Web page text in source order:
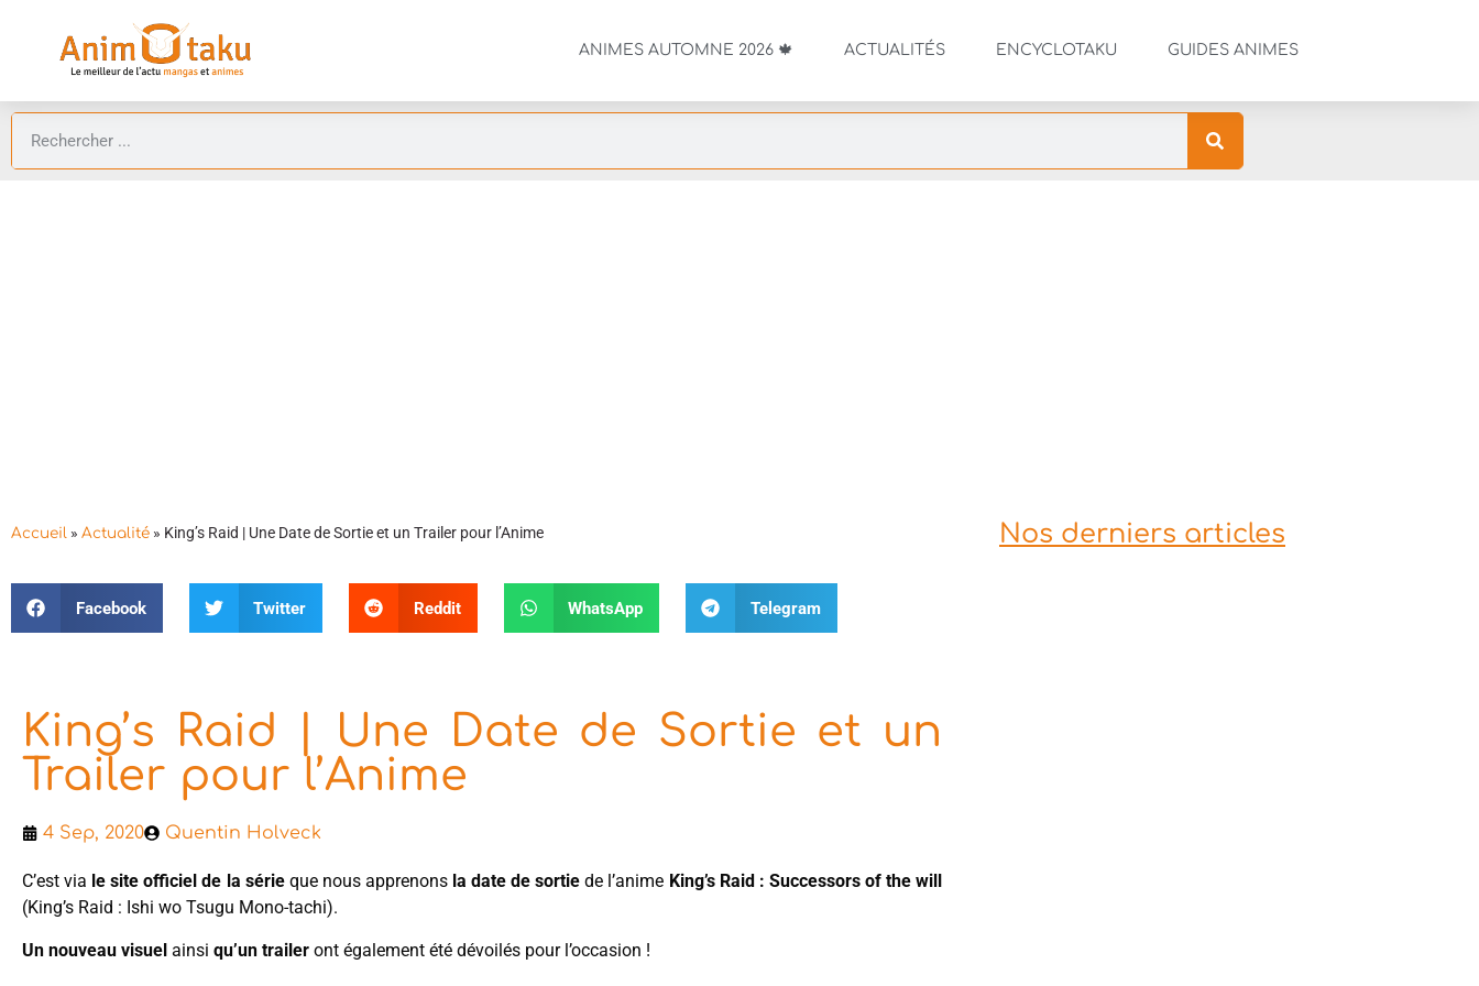
ANIMES AUTOMNE 2026 🍁 ACTUALITÉS ENCYCLOTAKU GUIDES ANIMES
Accueil » Actualité » King’s Raid | Une Date de Sortie et un Trailer pour l’Anime
Facebook Twitter Reddit WhatsApp Telegram
King’s Raid | Une Date de Sortie et un
Trailer pour l’Anime
4 Sep, 2020 Quentin Holveck
C’est via le site officiel de la sérieque nous apprenons la date de sortie de l’anime King’s Raid : Successors of the will
(King’s Raid : Ishi wo Tsugu Mono-tachi).
Un nouveau visuel ainsi qu’un trailer ont également été dévoilés pour l’occasion !
Nos derniers articles